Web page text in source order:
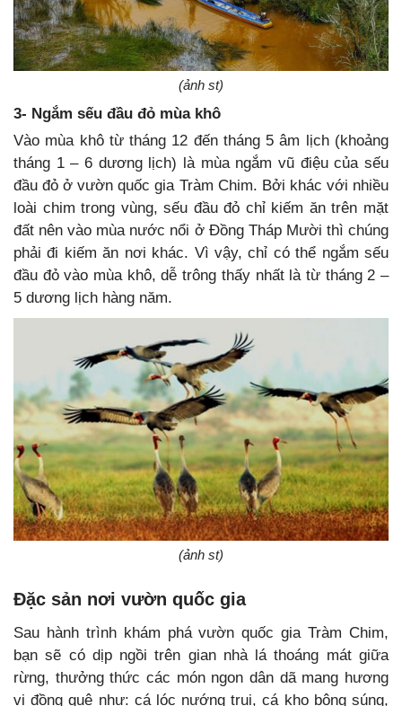
(ảnh st)
3- Ngắm sếu đầu đỏ mùa khô
Vào mùa khô từ tháng 12 đến tháng 5 âm lịch (khoảng
tháng 1 – 6 dương lịch) là mùa ngắm vũ điệu của sếu
đầu đỏ ở vườn quốc gia Tràm Chim. Bởi khác với nhiều
loài chim trong vùng, sếu đầu đỏ chỉ kiếm ăn trên mặt
đất nên vào mùa nước nổi ở Ðồng Tháp Mười thì chúng
phải đi kiếm ăn nơi khác. Vì vậy, chỉ có thể ngắm sếu
đầu đỏ vào mùa khô, dễ trông thấy nhất là từ tháng 2 –
5 dương lịch hàng năm.
(ảnh st)
Đặc sản nơi vườn quốc gia
Sau hành trình khám phá vườn quốc gia Tràm Chim,
bạn sẽ có dịp ngồi trên gian nhà lá thoáng mát giữa
rừng, thưởng thức các món ngon dân dã mang hương
vị đồng quê như: cá lóc nướng trui, cá kho bông súng,